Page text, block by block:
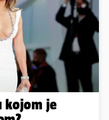
kojom je